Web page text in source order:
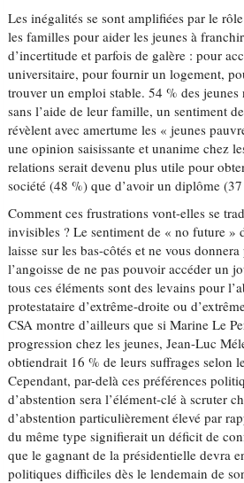
Les inégalités se sont amplifiées par le
les familles pour aider les jeunes à
d’incertitude et parfois de galère : pour
universitaire, pour fournir un logement,
trouver un emploi stable. 54 % des jeunes
sans l’aide de leur famille, un sentiment
révèlent avec amertume les « jeunes
une opinion saisissante et unanime chez
relations serait devenu plus utile pour
société (48 %) que d’avoir un diplôme
Comment ces frustrations vont-elles se
invisibles ? Le sentiment de « no future »
laisse sur les bas-côtés et ne vous
l’angoisse de ne pas pouvoir accéder un
tous ces éléments sont des levains pour
protestataire d’extrême-droite ou
CSA montre d’ailleurs que si Marine Le
progression chez les jeunes, Jean-Luc
obtiendrait 16 % de leurs suffrages selon
Cependant, par-delà ces préférences
d’abstention sera l’élément-clé à scruter
d’abstention particulièrement élevé par
du même type signifierait un déficit de
que le gagnant de la présidentielle devra
politiques difficiles dès le lendemain de